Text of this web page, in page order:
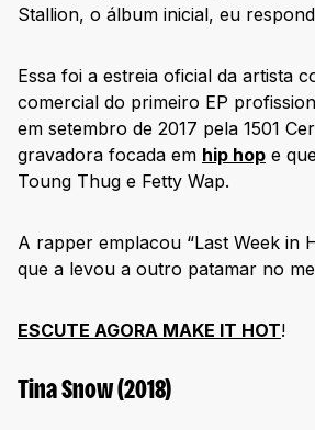
Stallion, o álbum inicial, eu
Essa foi a estreia oficial da artista
comercial do primeiro EP
em setembro de 2017 pela 1501
gravadora focada em hip hop e
Toung Thug e Fetty Wap.
A rapper emplacou “Last Week in
que a levou a outro patamar no
ESCUTE AGORA MAKE IT HOT!
Tina Snow (2018)